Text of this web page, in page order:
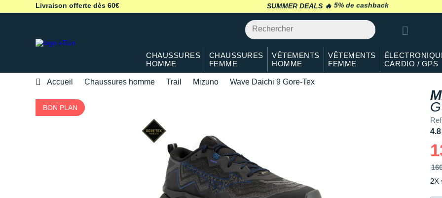
Livraison offerte dès 60€ SUMMER DEALS 🔥 retour 30 jours*
CHAUSSURES
HOMME
CHAUSSURES
FEMME
VÊTEMENTS
HOMME
VÊTEMENTS
FEMME
CARDIO / GPS
Accueil Chaussures homme Trail Mizuno Wave Daichi 9 Gore-Tex
4.8
2X
BON PLAN
40.5 En rupture
En rupture
Il en reste 4 !
46.5